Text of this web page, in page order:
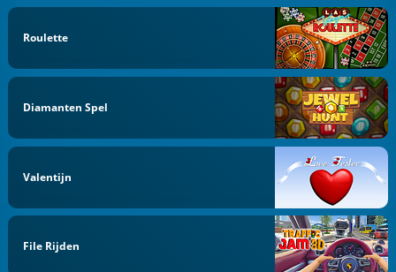
Roulette
Diamanten Spel
Valentijn
File Rijden